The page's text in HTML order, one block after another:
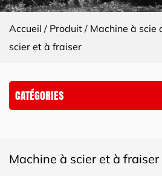
Accueil / Produit / Machine à scie
scier et à fraiser
CATÉGORIES
Machine à scier et à fraiser